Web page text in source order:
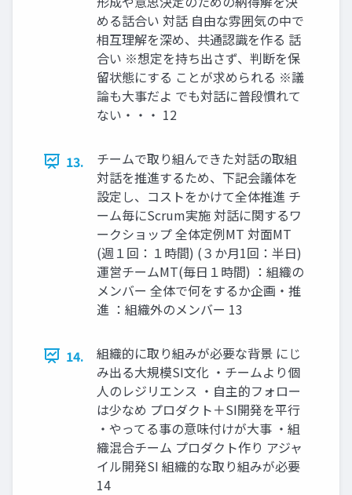
める話合い 対話 自由な雰囲気の中で
相互理解を深め、共通認識を作る 話
合い ※想定を持ち出さず、判断を保
留状態にする ことが求められる ※議
論も大事だよ でも対話に普段慣れて
ない・・・ 12
13.
チームで取り組んできた対話の取組
対話を推進するため、下記会議体を
設定し、コストをかけて全体推進 チ
ーム毎にScrum実施 対話に関するワ
ークショップ 全体定例MT 対面MT
(週１回：１時間) (３か月1回：半日)
運営チームMT(毎日１時間) ：組織の
メンバー 全体で何をするか企画・推
進 ：組織外のメンバー 13
14.
組織的に取り組みが必要な背景 にじ
み出る大規模SI文化 ・チームより個
人のレジリエンス ・自主的フォロー
は少なめ プロダクト＋SI開発を平行
・やってる事の意味付けが大事 ・組
織混合チーム プロダクト作り アジャ
イル開発SI 組織的な取り組みが必要
14